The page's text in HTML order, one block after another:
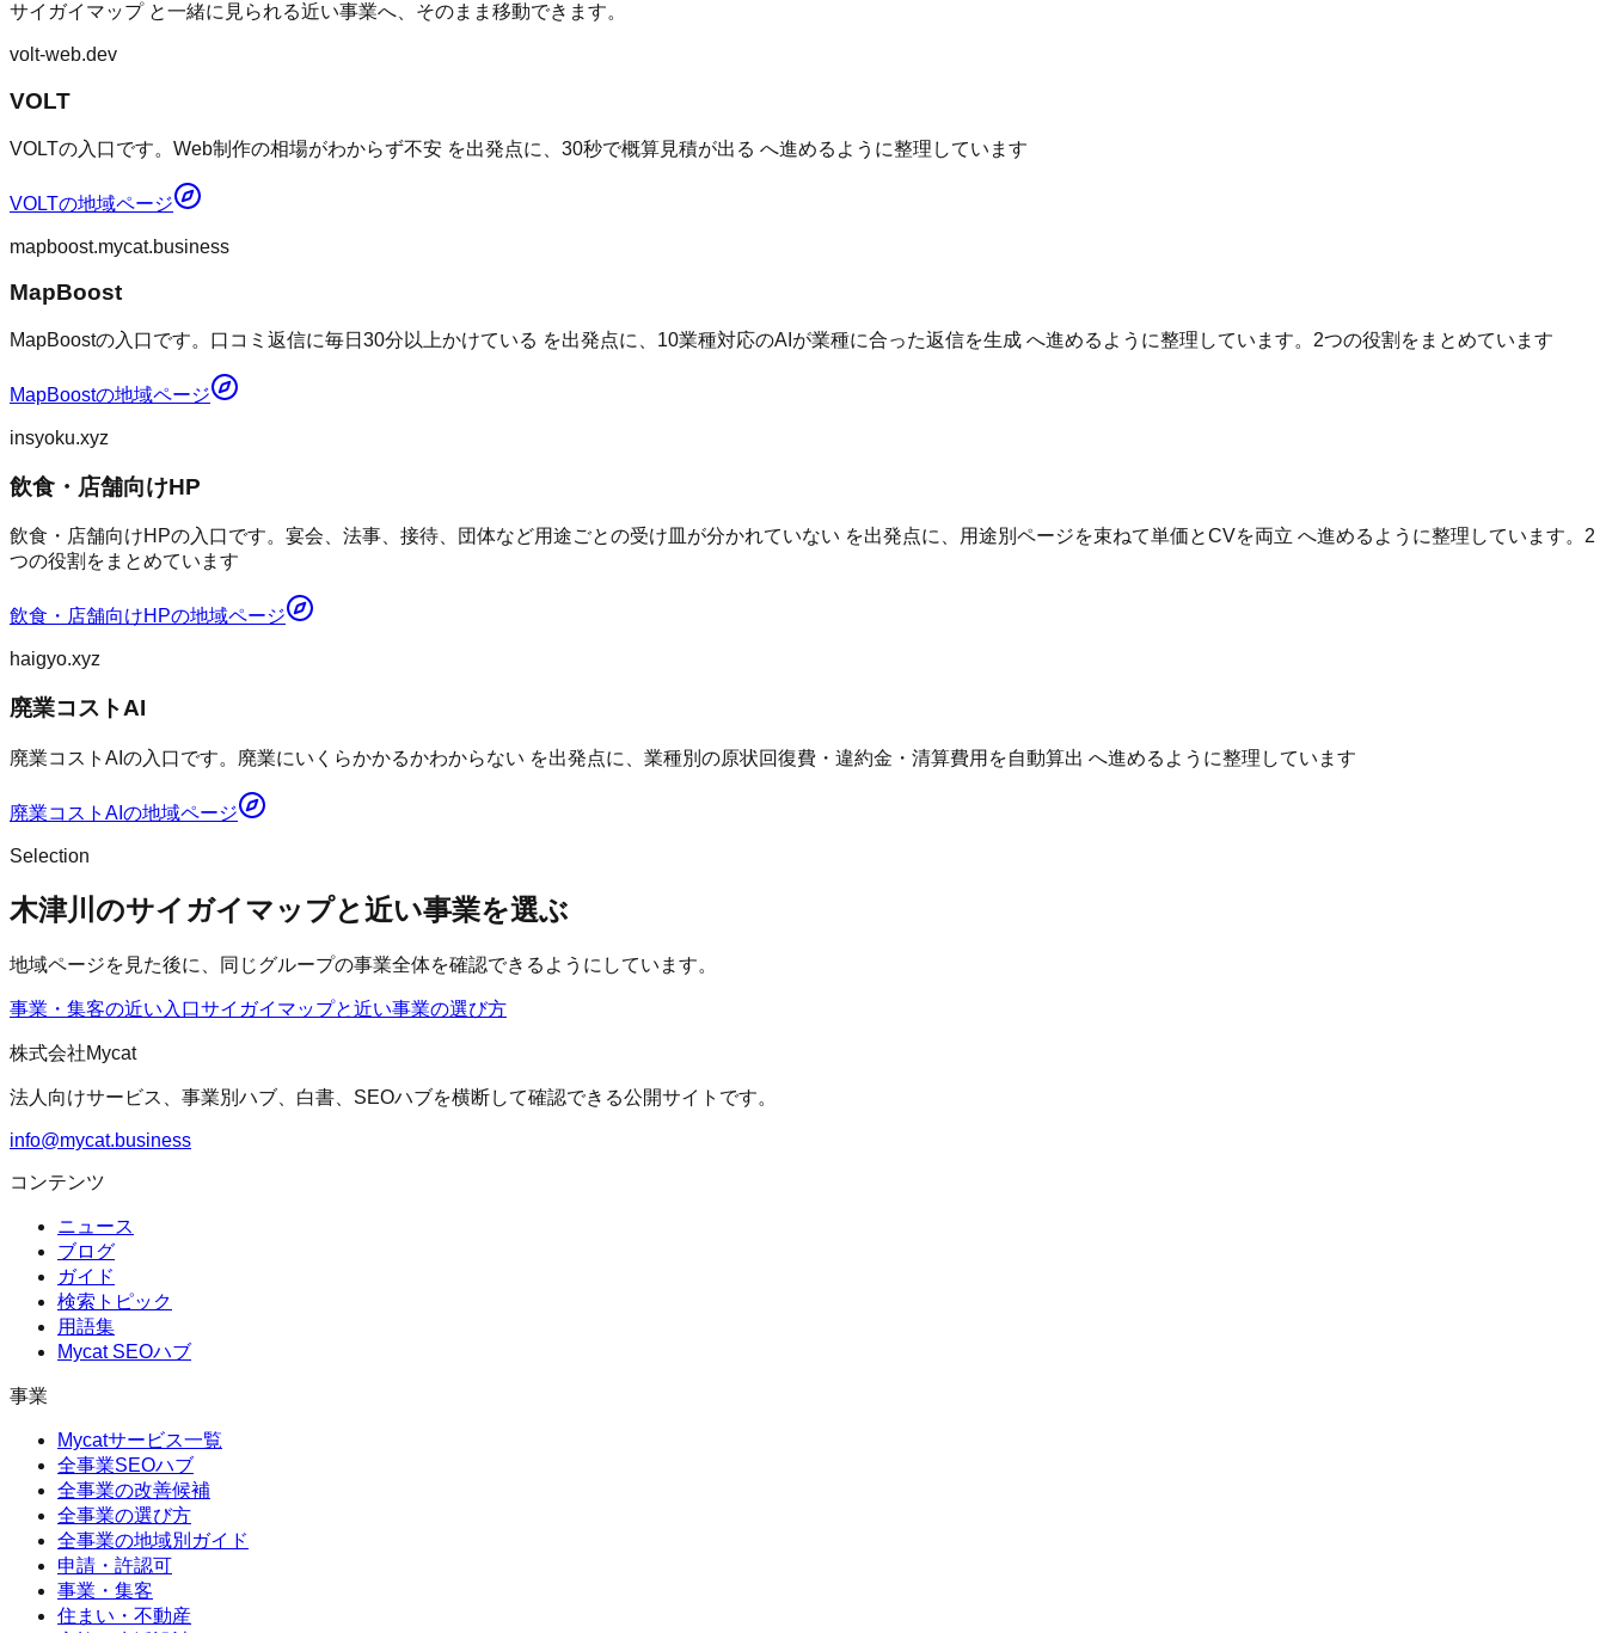
サイガイマップと一緒に見られる近い事業へ、そのまま移動できます。
volt-web.dev
VOLT
VOLTの入口です。Web制作の相場がわからず不安 を出発点に、30秒で概算見積が出る へ進めるように整理しています
VOLTの地域ページ
mapboost.mycat.business
MapBoost
MapBoostの入口です。口コミ返信に毎日30分以上かけている を出発点に、10業種対応のAIが業種に合った返信を生成 へ進めるように整理しています。2つの役割をまとめています
MapBoostの地域ページ
insyoku.xyz
飲食・店舗向けHP
飲食・店舗向けHPの入口です。宴会、法事、接待、団体など用途ごとの受け皿が分かれていない を出発点に、用途別ページを束ねて単価とCVを両立 へ進めるように整理しています。2
つの役割をまとめています
飲食・店舗向けHPの地域ページ
haigyo.xyz
廃業コストAI
廃業コストAIの入口です。廃業にいくらかかるかわからない を出発点に、業種別の原状回復費・違約金・清算費用を自動算出 へ進めるように整理しています
廃業コストAI の地域ページ
Selection
木津川のサイガイマップと近い事業を選ぶ
地域ページを見た後に、同じグループの事業全体を確認できるようにしています。
事業・集客の近い入口サイガイマップと近い事業の選び方
株式会社Mycat
法人向けサービス、事業別ハブ、白書、SEOハブを横断して確認できる公開サイトです。
info@mycat.business
コンテンツ
ニュース
ブログ
ガイド
検索トピック
用語集
Mycat SEOハブ
事業
Mycatサービス一覧
全事業SEOハブ
全事業の改善候補
全事業の選び方
全事業の地域別ガイド
申請・許認可
事業・集客
住まい・不動産